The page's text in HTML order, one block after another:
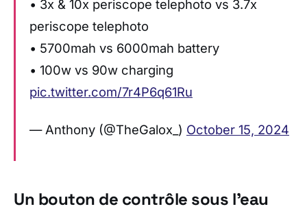
• 3x & 10x periscope telephoto vs 3.7x
periscope telephoto
• 5700mah vs 6000mah battery
• 100w vs 90w charging
pic.twitter.com/7r4P6q61Ru
— Anthony (@TheGalox_) October 15, 2024
Un bouton de contrôle sous l’eau